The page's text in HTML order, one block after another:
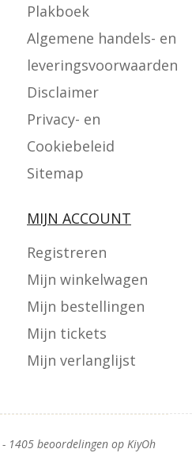
Plakboek
Algemene handels- en
leveringsvoorwaarden
Disclaimer
Privacy- en
Cookiebeleid
Sitemap
MIJN ACCOUNT
Registreren
Mijn winkelwagen
Mijn bestellingen
Mijn tickets
Mijn verlanglijst
- 1405 beoordelingen op KiyOh